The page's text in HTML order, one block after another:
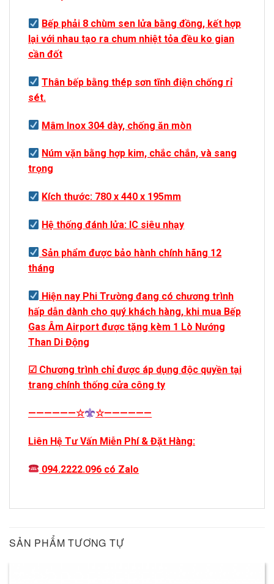
Bếp phải 8 chùm sen lửa bằng đồng, kết hợp
lại với nhau tạo ra chum nhiệt tỏa đều ko gian
cần đốt
Thân bếp bằng thép sơn tĩnh điện chống rỉ
sét.
Mâm Inox 304 dày, chống ăn mòn
Núm vặn bằng hợp kim, chắc chắn, và sang
trọng
Kích thước: 780 x 440 x 1 95mm
Hệ thống đánh lửa: IC siêu nhạy
Sản phẩm được bảo hành chính hãng 12
tháng
Hiện nay Phi Trường đang có chương trình
hấp dẫn dành cho quý khách hàng, khi mua Bếp
Gas Âm Airport được tặng kèm 1 Lò Nướng
Than Di Động
☑ Chương trình chỉ được áp dụng độc quyền tại
trang chính thống cửa công ty
——————☆ ☆——————
Liên Hệ Tư Vấn Miễn Phí & Đặt Hàng:
094.2222.096 có Zalo
SẢN PHẨM TƯƠNG TỰ